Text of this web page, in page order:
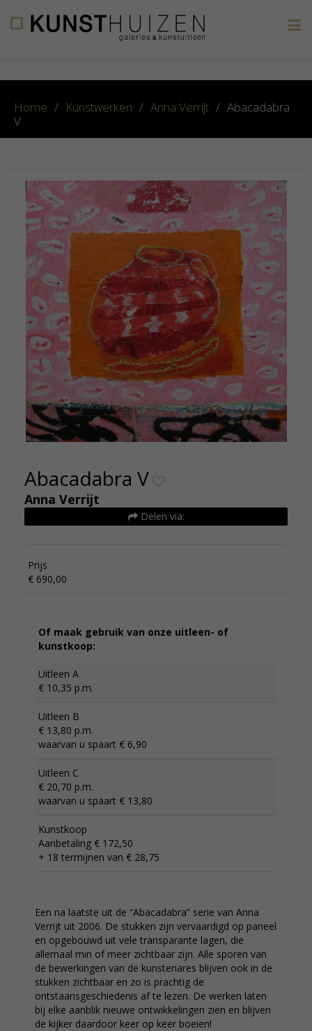
Home / Kunstwerken / Anna Verrijt / Abacadabra
V
Abacadabra V
Anna Verrijt
Delen via:
Prijs
€ 690,00
Of maak gebruik van onze uitleen- of
kunstkoop:
Uitleen A
€ 10,35 p.m.
Uitleen B
€ 13,80 p.m.
waarvan u spaart € 6,90
Uitleen C
€ 20,70 p.m.
waarvan u spaart € 13,80
Kunstkoop
Aanbetaling € 172,50
+ 18 termijnen van € 28,75
Een na laatste uit de “Abacadabra” serie van Anna
Verrijt uit 2006. De stukken zijn vervaardigd op paneel
en opgebouwd uit vele transparante lagen, die
allemaal min of meer zichtbaar zijn. Alle sporen van
de bewerkingen van de kunstenares blijven ook in de
stukken zichtbaar en zo is prachtig de
ontstaansgeschiedenis af te lezen. De werken laten
bij elke aanblik nieuwe ontwikkelingen zien en blijven
de kijker daardoor keer op keer boeien!